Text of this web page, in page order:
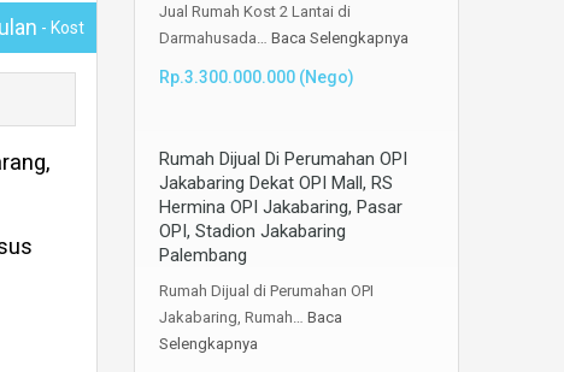
- Kost
Jual Rumah Kost 2 Lantai di
Darmahusada… Baca Selengkapnya
Rp.3.300.000.000 (Nego)
Rumah Dijual Di Perumahan OPI
Jakabaring Dekat OPI Mall, RS
Hermina OPI Jakabaring, Pasar
OPI, Stadion Jakabaring
Palembang
Rumah Dijual di Perumahan OPI
Jakabaring, Rumah… Baca
Selengkapnya